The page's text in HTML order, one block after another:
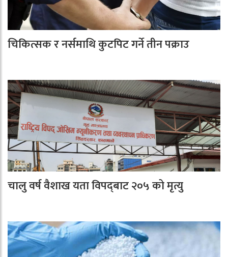
चिकित्सक र नर्समाथि कुटपिट गर्ने तीन पक्राउ
चालु वर्ष वैशाख यता विपद्‌बाट २०५ को मृत्यु